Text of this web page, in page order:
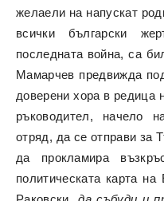
желаели на напускат
всички български
последната война, са
Мамарчев предвижда
доверени хора в редица
ръководител, начело
отряд, да се отправи за
да прокламира
политическата карта